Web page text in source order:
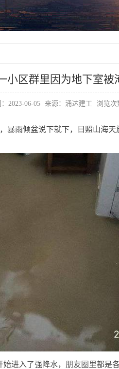
小区群里因为地下室
2023-06-05 来源：涌达建工 浏览次
暴雨倾盆说下就下，日照山海
进入了强降水，朋友圈里都是